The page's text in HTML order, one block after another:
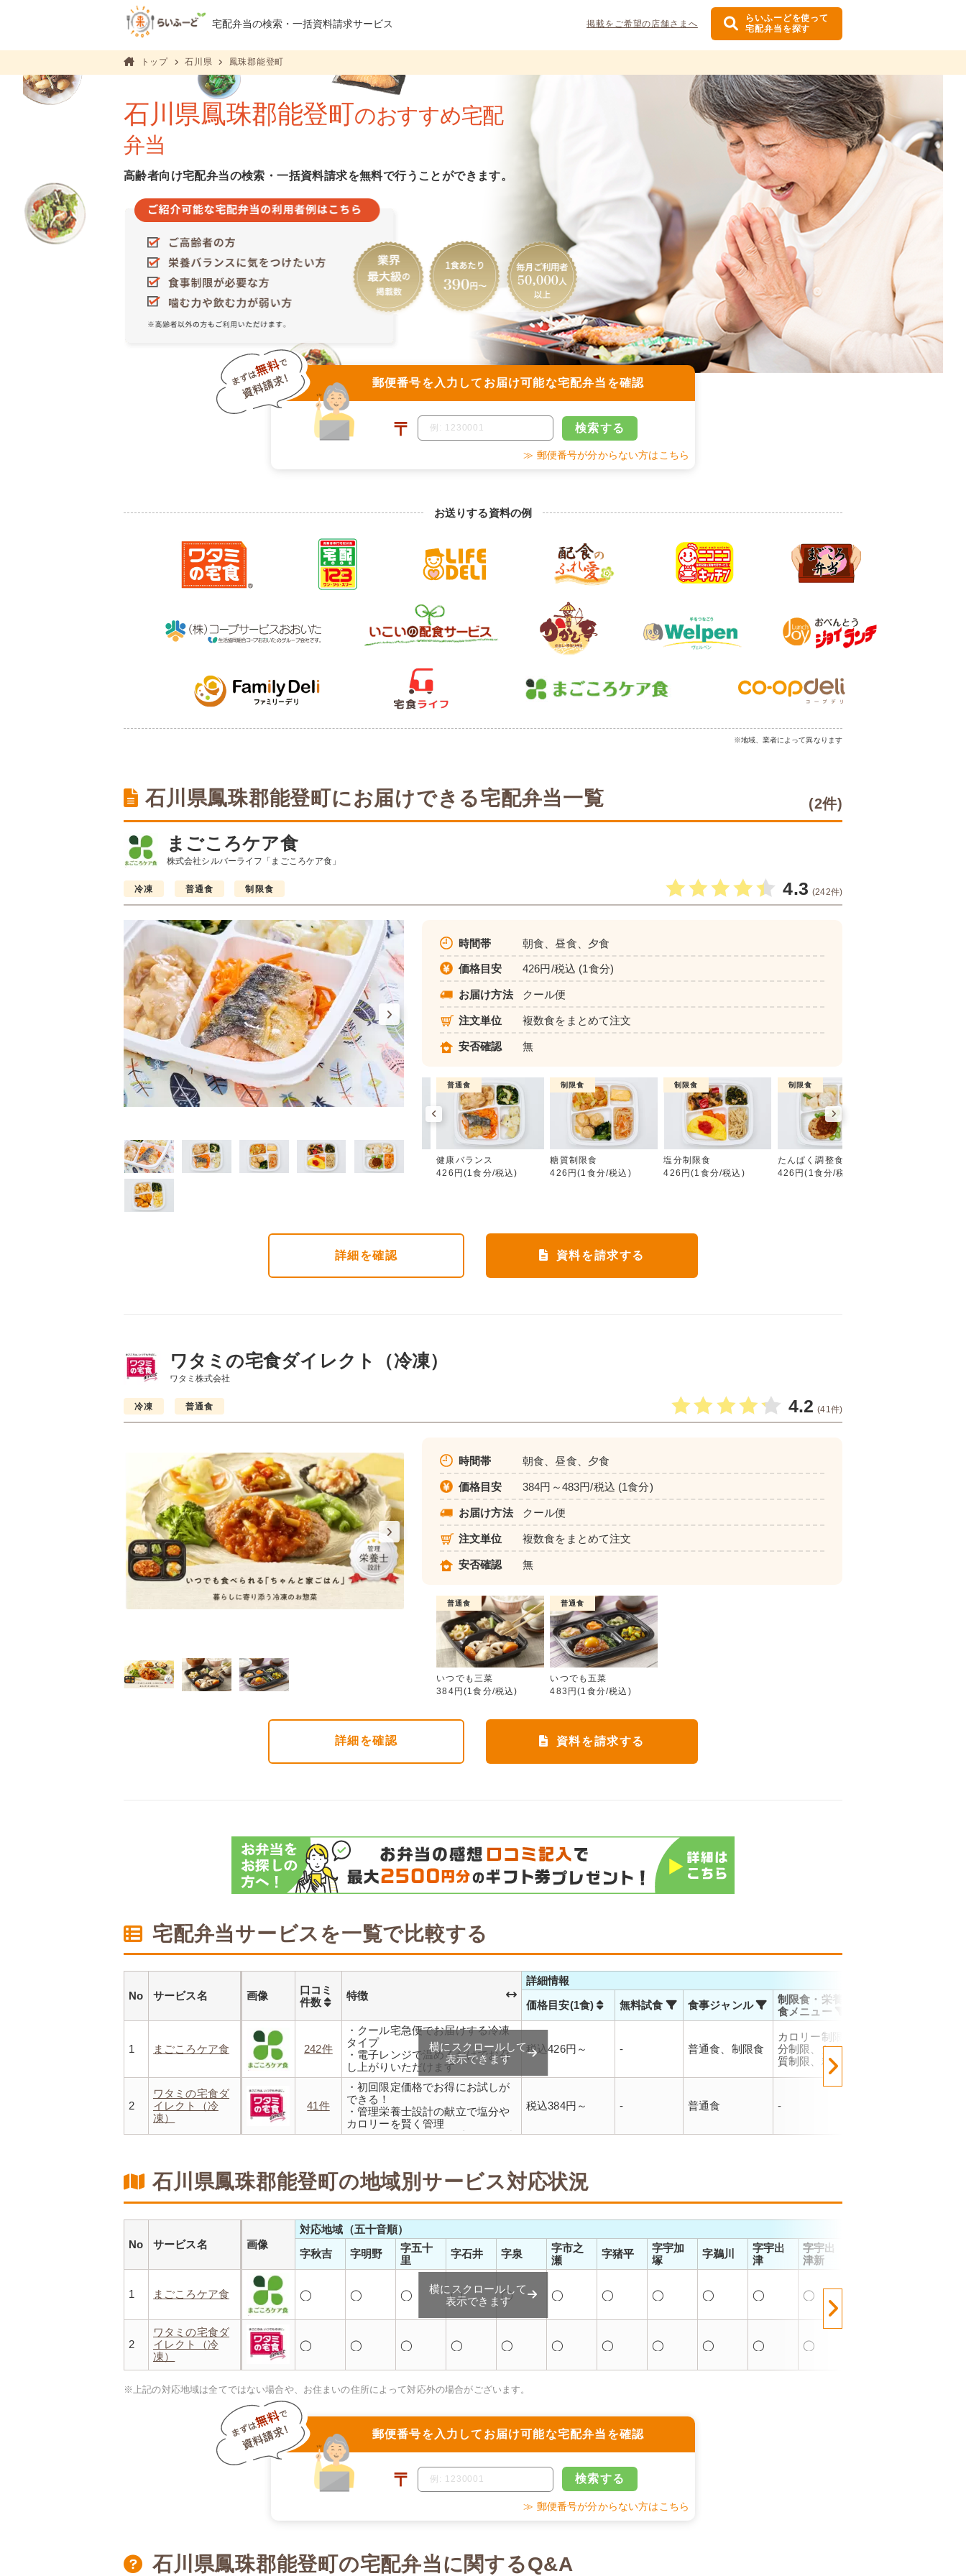
宅配弁当の検索・一括資料請求サービス 掲載をご希望の店舗さまへ
らいふーどを使って
宅配弁当を探す
トップ 石川県 鳳珠郡能登町
石川県鳳珠郡能登町のおすすめ宅配
弁当
高齢者向け宅配弁当の検索・一括資料請求を無料で行うことができます。
郵便番号を入力して お届け可能な宅配弁当を確認
〒 検索する
≫ 郵便番号が分からない方はこちら
お送りする資料の例
※地域、業者によって異なります
石川県鳳珠郡能登町にお届けできる宅配弁当一覧 (2件)
まごころケア食
株式会社シルバーライフ「まごころケア食」
冷凍 普通食 制限食 4.3 (242件)
健康バランス 糖質制限食
時間帯 朝食、昼食、夕食
価格目安 426円/税込 (1食分)
お届け方法 クール便
注文単位 複数食をまとめて注文
安否確認 無
塩分制限食
426円(1食分/税込)
制限食
たんぱく調整食
426円(1食分/税込)
制限食
カロリー調整食
426円(1食分/税込)
普通食
健康バランス
426円(1食分/税込)
制限食
糖質制限食
426円(1食分/税込)
制限食
塩分制限食
426円(1食分/税込)
制限食
たんぱく調整食
426円(1食分/税込)
詳細 を確認 資料を請求する
ワタミの宅食ダイレクト（冷凍）
ワタミ株式会社
冷凍 普通食 4.2 (41件)
いつでも三菜
時間帯 朝食、昼食、夕食
価格目安 384円～483円/税込 (1食分)
お届け方法 クール便
注文単位 複数食をまとめて注文
安否確認 無
普通食
いつでも三菜
384円(1食分/税込)
普通食
いつでも五菜
483円(1食分/税込)
詳細 を確認 資料を請求する
宅配弁当サービスを一覧で比較する
No サービス名 画像
口コミ
件数
特徴
詳細情報
価格目安(1食)
無料試食 食事ジャンル
制限食・栄養調整
食メニュー
1 まごころケア食 242件
・クール宅急便でお届けする冷凍
タイプ
・電子レンジで温めるだけでお召
し上がりいただけます
・メニューの組み合わせは管理栄
養士にお任せ
・定期は通常価格と比べてなんと
20％OFF！
税込426円～ - 普通食、制限食
カロリー制限、塩
分制限、たんぱく
質制限、糖質制限
2
ワタミの宅食ダ
イレクト（冷
凍）
41件
・初回限定価格でお得にお試しが
できる！
・管理栄養士設計の献立で塩分や
カロリーを賢く管理
・レンジで温めるだけ 火を使わず
ることなく楽しめます
税込384円～ - 普通食 -
横にスクロールして
表示できます
石川県鳳珠郡能登町の地域別サービス対応状況
No サービス名 画像
対応地域（五十音順）
字秋吉
字明野
字五十
里
字石井 字泉
字市之
瀬
字猪平
字宇加
塚
字鵜川
字宇出
津
字宇出
津新
1 まごころケア食 ◯ ◯ ◯ ◯ ◯ ◯ ◯ ◯ ◯ ◯ ◯
2
ワタミの宅食ダ
イレクト（冷
凍）
◯ ◯ ◯ ◯ ◯ ◯ ◯ ◯ ◯ ◯ ◯
横にスクロールして
表示できます
※上記の対応地域は全てではない場合や、お住まいの住所によって対応外の場合がございます。
郵便番号を入力して お届け可能な宅配弁当を確認
〒 検索する
≫ 郵便番号が分からない方はこちら
石川県鳳珠郡能登町の宅配弁当に関するQ&A